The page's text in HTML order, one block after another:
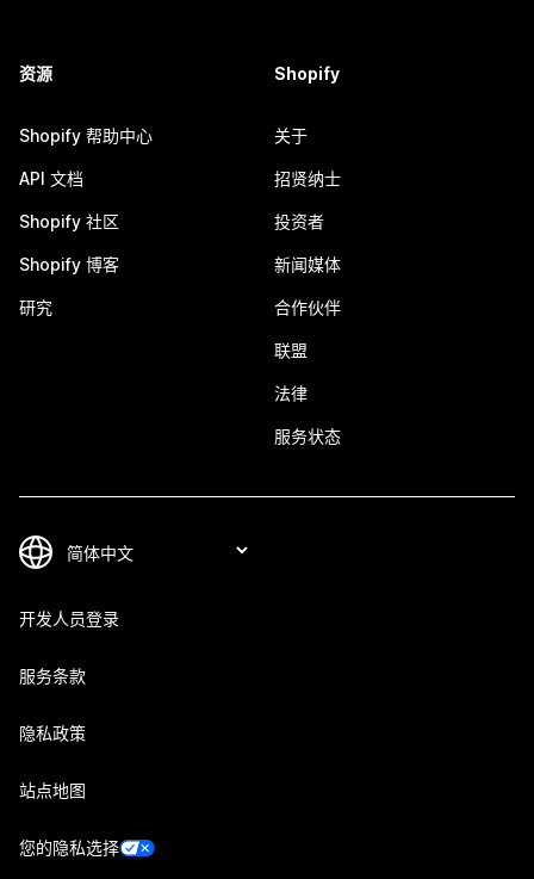
资源
Shopify 帮助中心
API 文档
Shopify 社区
Shopify 博客
研究
Shopify
关于
招贤纳士
投资者
新闻媒体
合作伙伴
联盟
法律
服务状态
开发人员登录
服务条款
隐私政策
站点地图
您的隐私选择